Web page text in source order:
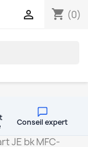
shopping_cart (0)

Conseil expert
JE bk MFC-